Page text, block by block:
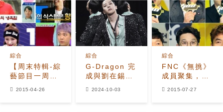
【周末特輯-綜
藝節目一周回
綜合
2015-04-26
G-Dragon 完
成與劉在錫拍
綜合
2024-10-03
FNC《無挑》
成員聚集，剩
綜合
2015-07-27